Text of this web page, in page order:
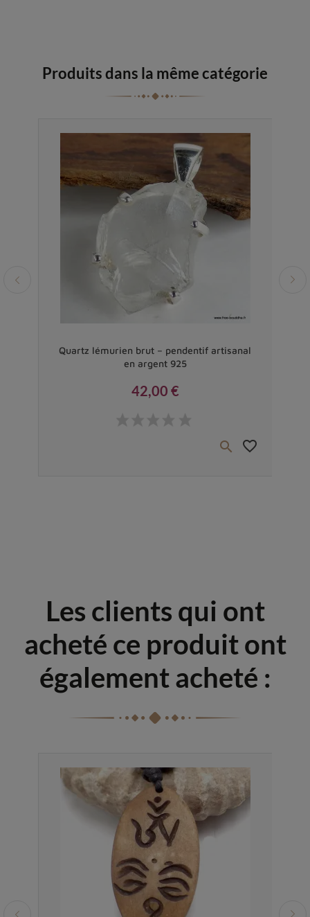
Produits dans la même catégorie
Quartz lémurien brut – pendentif artisanal
en argent 925
42,00 €
 favorite_border
Les clients qui ont
acheté ce produit ont
également acheté :